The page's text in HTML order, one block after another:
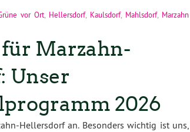
vor Ort Hellersdorf, Kaulsdorf, Mahlsdorf, Marzahn
Marzahn-
Unser
2026
Hellersdorf an. Besonders wichtig ist uns,